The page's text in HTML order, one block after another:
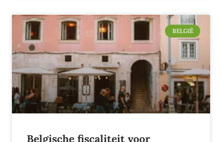
BELGIË
Belgische fiscaliteit voor